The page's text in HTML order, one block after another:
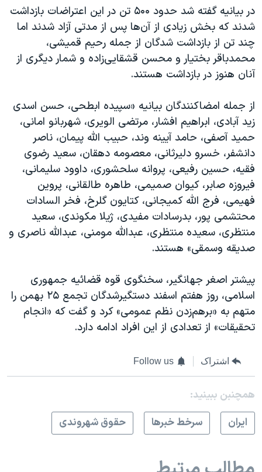
در بیانیه گفته شد حدود ۵۰۰ تن در این اعتراضات بازداشت
شدند که بخش زیادی از آن‌ها پس از مدتی آزاد شدند اما
چند تن از بازداشت شدگان از جمله رحیم قمیشی،
محمدباقر بختیار و محسن قشقایی‌زاده و شمار دیگری از
آنان هنوز در بازداشت هستند.
از جمله امضاکنندگان بیانیه «سپیده ابطحی، حسن اسدی
زید آبادی، ابراهیم افشار، مرتضی الویری، شهربانو امانی،
حمید آصفی، حامد آیینه وند، حبیب الله پیمان، ناصر
دانشفر، خسرو دلیرثانی، معصومه دهقان، سعید رضوی
فقیه، حسین رفیعی، پروانه سلحشوری، داوود سلیمانی،
فیروزه صابر، کیوان صمیمی، طاهره طالقانی، پروین
فهیمی، فرج الله کمیجانی، کتایون گلرخ، فخر السادات
محتشمی پور، بدرسادات مفیدی، ژیلا مکوندی، سعید
منتظری، سعیده منتظری، عبدالله مومنی، عبدالله ناصری و
صدیقه وسمقی» هستند.
پیشتر اصغر جهانگیر، سخنگوی قوه قضائیه جمهوری
اسلامی، روز هفتم اسفند دستگیرشدگان تجمع ۲۵ بهمن را
متهم به «برهم‌زدن نظم عمومی» کرد و گفت که «انجام
تحقیقات» از تعدادی از این افراد ادامه دارد.
اشتراک Follow us
همچنبن ببینید:
ايران
سرخط خبرها حقوق شهروندی